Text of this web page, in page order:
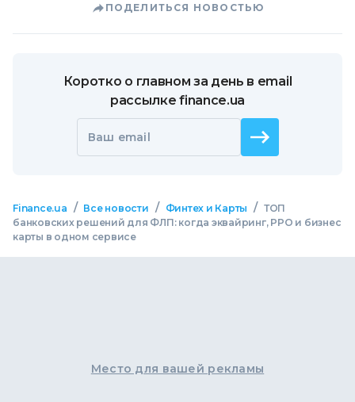
ПОДЕЛИТЬСЯ НОВОСТЬЮ
Коротко о главном за день в email
рассылке finance.ua
Ваш email
Finance.ua / Все новости / Финтех и Карты / ТОП
банковских решений для ФЛП: когда эквайринг, РРО и бизнес
карты в одном сервисе
Место для вашей рекламы